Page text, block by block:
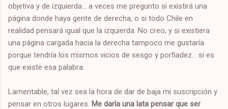
objetiva y de izquierda... a veces me pregunto si existirá una
página donde haya gente de derecha, o si todo Chile en
realidad pensará igual que la izquierda. No creo, y si existiera
una página cargada hacia la derecha tampoco me gustaría
porque tendría los mismos vicios de sesgo y porfiadez... si es
que existe esa palabra.
Lamentable, tal vez sea la hora de dar de baja mi suscripción y
pensar en otros lugares. Me daría una lata pensar que ser